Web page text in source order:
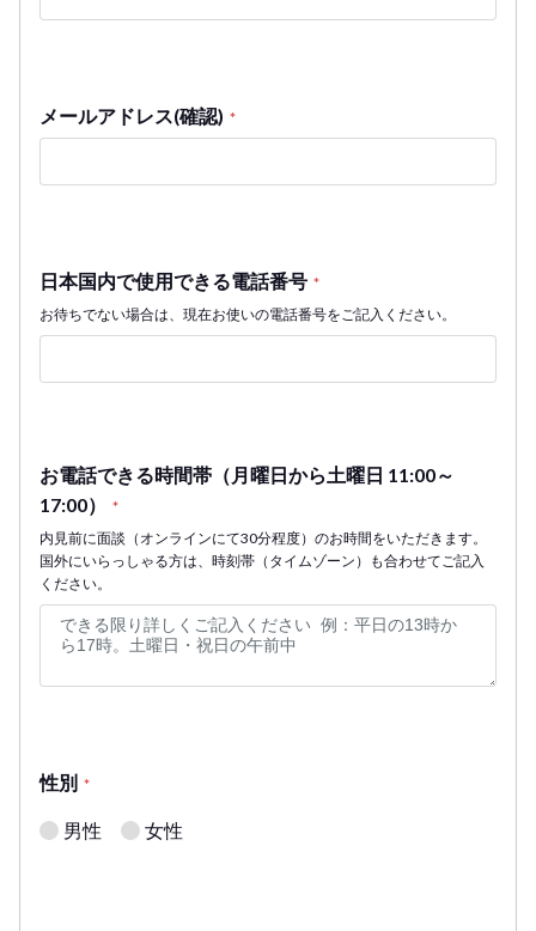
メールアドレス(確認) *
日本国内で使用できる電話番号 *
お待ちでない場合は、現在お使いの電話番号をご記入ください。
お電話できる時間帯（月曜日から土曜日 11:00～
17:00）
*
内見前に面談（オンラインにて30分程度）のお時間をいただきます。
国外にいらっしゃる方は、時刻帯（タイムゾーン）も合わせてご記入
ください。
性別 *
男性 女性